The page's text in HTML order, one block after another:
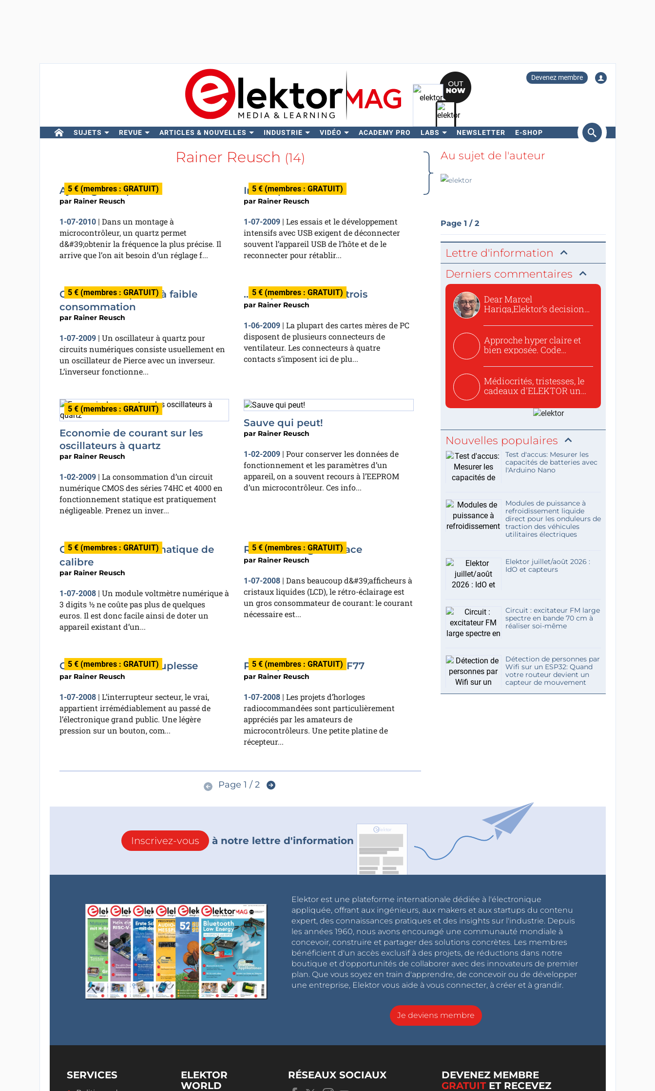
Devenez membre
SUJETS REVUE ARTICLES & NOUVELLES INDUSTRIE VIDÉO ACADEMY PRO LABS NEWSLETTER E-SHOP
Rechercher
Rainer Reusch (14)
5 € (membres : GRATUIT)
Ajustage de quartz
par Rainer Reusch
1-07-2010| Dans un montage à
microcontrôleur, un quartz permet
d&#39;obtenir la fréquence la plus précise. Il
arrive que l’on ait besoin d’un réglage f...
5 € (membres : GRATUIT)
Interrupteur USB
par Rainer Reusch
1-07-2009 | Les essais et le développement
intensifs avec USB exigent de déconnecter
souvent l’appareil USB de l’hôte et de le
reconnecter pour rétablir...
5 € (membres : GRATUIT)
Oscillateur à quartz à faible
consommation
par Rainer Reusch
1-07-2009| Un oscillateur à quartz pour
circuits numériques consiste usuellement en
un oscillateur de Pierce avec un inverseur.
L’inverseur fonctionne...
5 € (membres : GRATUIT)
… et quatre qui font trois
par Rainer Reusch
1-06-2009 | La plupart des cartes mères de PC
disposent de plusieurs connecteurs de
ventilateur. Les connecteurs à quatre
contacts s’imposent ici de plu...
5 € (membres : GRATUIT)
Economie de courant sur les
oscillateurs à quartz
par Rainer Reusch
1-02-2009| La consommation d’un circuit
numérique CMOS des séries 74HC et 4000 en
fonctionnement statique est pratiquement
négligeable. Prenez un inver...
Sauve qui peut!
par Rainer Reusch
1-02-2009 | Pour conserver les données de
fonctionnement et les paramètres d’un
appareil, on a souvent recours à l’EEPROM
d’un microcontrôleur. Ces info...
5 € (membres : GRATUIT)
Commutation automatique de
calibre
par Rainer Reusch
1-07-2008| Un module voltmètre numérique à
3 digits ½ ne coûte pas plus de quelques
euros. Il est donc facile ainsi de doter un
appareil existant d’un...
5 € (membres : GRATUIT)
Rétro-éclairage efficace
par Rainer Reusch
1-07-2008 | Dans beaucoup d&#39;afficheurs à
cristaux liquides (LCD), le rétro-éclairage est
un gros consommateur de courant: le courant
nécessaire est...
5 € (membres : GRATUIT)
Commutation en souplesse
par Rainer Reusch
1-07-2008| L’interrupteur secteur, le vrai,
appartient irrémédiablement au passé de
l’électronique grand public. Une légère
pression sur un bouton, com...
5 € (membres : GRATUIT)
Préamplificateur DCF77
par Rainer Reusch
1-07-2008 | Les projets d’horloges
radiocommandées sont particulièrement
appréciés par les amateurs de
microcontrôleurs. Une petite platine de
récepteur...
Page 1 / 2
Au sujet de l'auteur
Page 1 / 2
Lettre d'information
Derniers commentaires
Dear Marcel
Hariga,Elektor’s decision
Approche hyper claire et
bien exposée. Code
Médiocrités, tristesses, le
cadeaux d'ELEKTOR un
Nouvelles populaires
Test d'accus: Mesurer les
capacités de batteries avec
l'Arduino Nano
Modules de puissance à
refroidissement liquide
direct pour les onduleurs de
traction des véhicules
utilitaires électriques
Elektor juillet/août 2026 :
IdO et capteurs
Circuit : excitateur FM large
spectre en bande 70 cm à
réaliser soi-même
Détection de personnes par
Wifi sur un ESP32: Quand
votre routeur devient un
capteur de mouvement
Inscrivez-vous à notre lettre d'information
Elektor est une plateforme internationale dédiée à l'électronique
appliquée, offrant aux ingénieurs, aux makers et aux startups du contenu
expert, des connaissances pratiques et des insights sur l'industrie. Depuis
les années 1960, nous avons encouragé une communauté mondiale à
concevoir, construire et partager des solutions concrètes. Les membres
bénéficient d'un accès exclusif à des projets, de réductions dans notre
boutique et d'opportunités de collaborer avec des innovateurs de premier
plan. Que vous soyez en train d'apprendre, de concevoir ou de développer
une entreprise, Elektor vous aide à vous connecter, à créer et à grandir.
Je deviens membre
SERVICES
ELEKTOR
WORLD
RÉSEAUX SOCIAUX
DEVENEZ MEMBRE
GRATUITET RECEVEZ